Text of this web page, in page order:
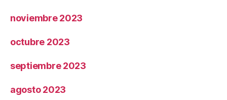
noviembre 2023
octubre 2023
septiembre 2023
agosto 2023